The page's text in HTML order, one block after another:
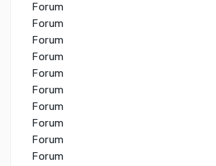
Forum
Forum
Forum
Forum
Forum
Forum
Forum
Forum
Forum
Forum